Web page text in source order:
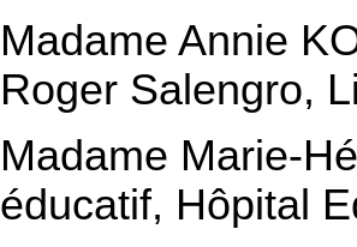
Madame Annie
Roger Salengro,
Madame Marie-
éducatif, Hôpital